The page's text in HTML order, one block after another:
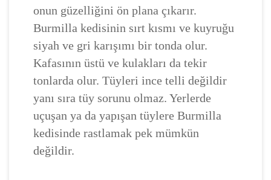
onun güzelliğini ön plana çıkarır.
Burmilla kedisinin sırt kısmı ve kuyruğu
siyah ve gri karışımı bir tonda olur.
Kafasının üstü ve kulakları da tekir
tonlarda olur. Tüyleri ince telli değildir
yanı sıra tüy sorunu olmaz. Yerlerde
uçuşan ya da yapışan tüylere Burmilla
kedisinde rastlamak pek mümkün
değildir.